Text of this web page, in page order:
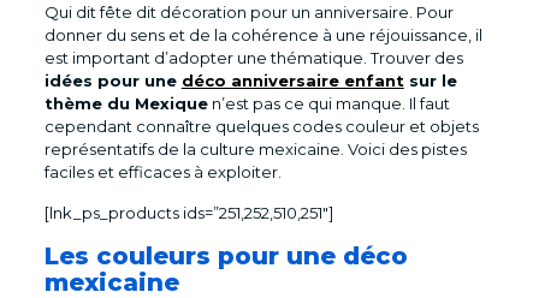
Qui dit fête dit décoration pour un anniversaire. Pour
donner du sens et de la cohérence à une réjouissance, il
est important d’adopter une thématique. Trouver des
idées pour une déco anniversaire enfantsur le
thème du Mexiquen’est pas ce qui manque. Il faut
cependant connaître quelques codes couleur et objets
représentatifs de la culture mexicaine. Voici des pistes
faciles et efficaces à exploiter.
[lnk_ps_products ids=”251,252,510,251″]
Les couleurs pour une déco
mexicaine